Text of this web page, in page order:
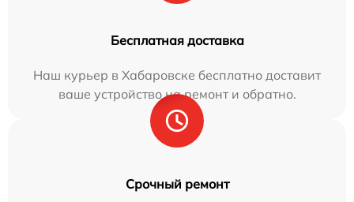
Бесплатная доставка
Наш курьер в Хабаровске бесплатно доставит
ваше устройство на ремонт и обратно.
Срочный ремонт